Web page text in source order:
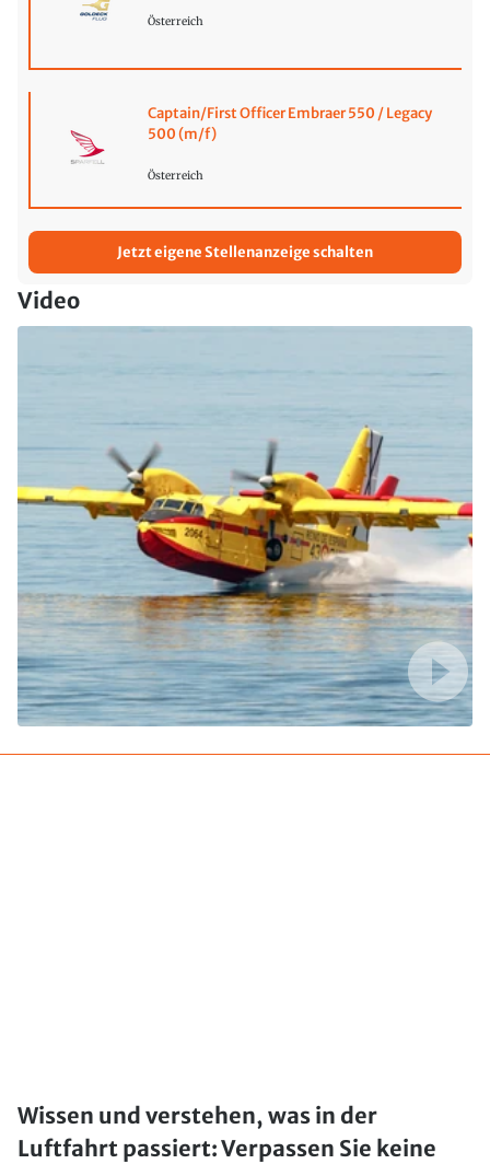
Österreich
Captain/First Officer Embraer 550 / Legacy
500 (m/f)
Österreich
Jetzt eigene Stellenanzeige schalten
Video
Wissen und verstehen, was in der
Luftfahrt passiert: Verpassen Sie keine